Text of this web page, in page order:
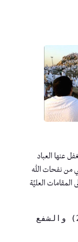
عنها العباد
من نفحات الله
المقامات العليِّة